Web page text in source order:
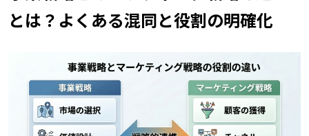
とは？よくある混同と役割の明確化